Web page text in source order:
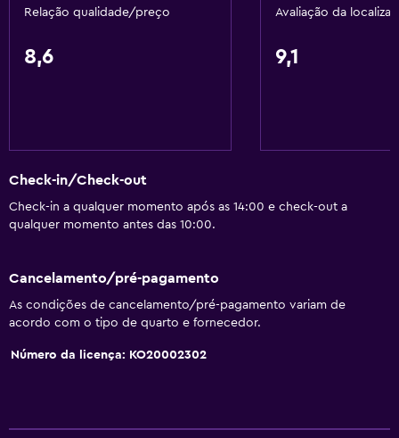
Quarto para não fumadores
adicionais.
Pisos superiores acessíveis por elevador
Área para fumadores
Entrada privada
Vaso sanitário
Papel higiénico
Relação qualidade/preço
8,6
Avaliação da
9,1
Check-in/Check-out
Check-in a qualquer momento após as 14:00 e check-out a
qualquer momento antes das 10:00.
Cancelamento/pré-pagamento
As condições de cancelamento/pré-pagamento variam de
acordo com o tipo de quarto e fornecedor.
Número da licença: KO20002302